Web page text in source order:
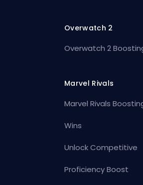
Overwatch 2
Overwatch 2
Marvel Rivals
Marvel Rivals
Wins
Unlock Competitive
Proficiency Boost